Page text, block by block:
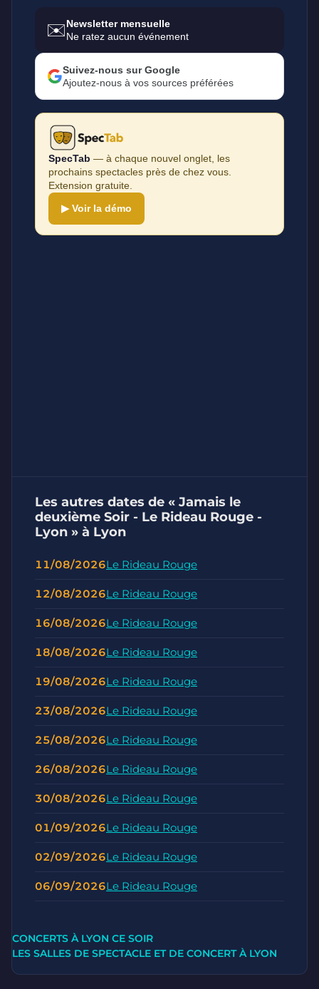
✉️Newsletter mensuelle
Ne ratez aucun événement
Suivez-nous sur Google
Ajoutez-nous à vos sources préférées
SpecTab — à chaque nouvel onglet, les
prochains spectacles près de chez vous.
Extension gratuite.
▶ Voir la démo
Les autres dates de « Jamais le
deuxième Soir - Le Rideau Rouge -
Lyon » à Lyon
11/08/2026Le Rideau Rouge
12/08/2026Le Rideau Rouge
16/08/2026Le Rideau Rouge
18/08/2026Le Rideau Rouge
19/08/2026Le Rideau Rouge
23/08/2026Le Rideau Rouge
25/08/2026Le Rideau Rouge
26/08/2026Le Rideau Rouge
30/08/2026Le Rideau Rouge
01/09/2026Le Rideau Rouge
02/09/2026Le Rideau Rouge
06/09/2026Le Rideau Rouge
CONCERTS À LYON CE SOIR
LES SALLES DE SPECTACLE ET DE CONCERT À LYON